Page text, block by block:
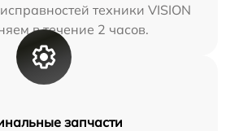
техники VISION
в течение 2 часов.
запчасти